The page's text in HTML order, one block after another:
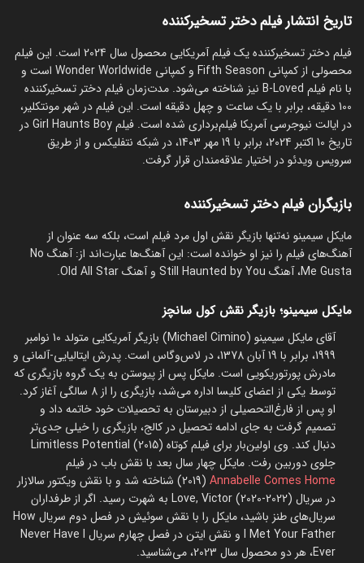
تاریخ انتشار فیلم دختر تسخیرکننده
فیلم دختر تسخیرکننده یک فیلم آمریکایی محصول سال 2024 است. این فیلم
محصولی از کمپانی Fifth Season و کمپانی Wonder Worldwide است و
با نام فیلم B-Loved نیز شناخته می‌شود. مدت‌زمان فیلم دختر تسخیرکننده
100 دقیقه، برابر با یک ساعت و چهل دقیقه است. این فیلم در شهر مونتکلیر،
در ایالت نیوجرسی آمریکا فیلم‌برداری شده است. فیلم Girl Haunts Boy در
تاریخ 10 اکتبر 2024، برابر با 19 مهر 1403، در شبکه نتفلیکس و از طریق
سرویس ویدئو در اختیار علاقه‌مندان قرار گرفت.
بازیگران فیلم دختر تسخیرکننده
مایکل سیمینو نه‌تنها بازیگر نقش اول مرد فیلم است، بلکه سه عنوان از
آهنگ‌های فیلم را نیز او خوانده است: این آهنگ‌ها عبارت‌اند از: آهنگ No
Me Gusta، آهنگ Still Haunted by You و آهنگ Old All Star.
مایکل سیمینو؛ بازیگر نقش کول سانچز
آقای مایکل سیمینو (Michael Cimino) بازیگر آمریکایی متولد 10 نوامبر
1999، برابر با 19 آبان 1378، در لاس‌وگاس است. پدرش ایتالیایی-آلمانی و
مادرش پورتوریکویی است. مایکل پس از پیوستن به یک گروه بازیگری که
توسط یکی از اعضای کلیسا اداره می‌شد، بازیگری را از 8 سالگی آغاز کرد.
او پس از فارغ‌التحصیلی از دبیرستان به تحصیلات خود خاتمه داد و
تصمیم گرفت به جای ادامه تحصیل در کالج، بازیگری را خیلی جدی‌تر
دنبال کند. وی اولین‌بار برای فیلم کوتاه Limitless Potential (2015)
جلوی دوربین رفت. مایکل چهار سال بعد با نقش باب در فیلم
Annabelle Comes Home
(2019) شناخته شد و با نقش ویکتور سالازار
در سریال Love, Victor (2020-2022) به شهرت رسید. اگر از طرفداران
سریال‌های طنز باشید، مایکل را با نقش سوئیش در فصل دوم سریال How
I Met Your Father و نقش ایتن در فصل چهارم سریال Never Have I
Ever، هر دو محصول سال 2023، می‌شناسید.